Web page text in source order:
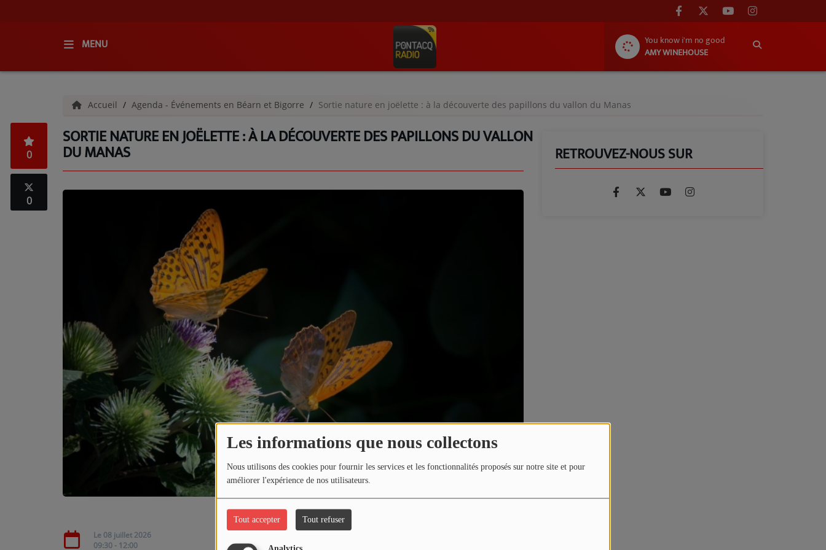
Les informations que nous collectons
Nous utilisons des cookies pour fournir les services et les fonctionnalités proposés sur notre site et pour
améliorer l'expérience de nos utilisateurs.
Tout accepter Tout refuser
MENU
You know i'm no good
AMY WINEHOUSE
QUI SOMMES-NOUS ?
GRILLE DES PROGRAMMES
C'ÉTAIT QUOI CE TITRE ?
ARCHIVES - SAISONS PASSÉES
VOS ÉMISSIONS EN IMAGES
ANNONCEURS & ESPACE PRO
VOTRE PUBLICITÉ SUR PONTACQ RADIO
LOCATION DE STUDIOS
ÉDUCATION AUX MÉDIAS ET À
ÉCOUTEZ LES PRODUCTIONS
Accueil Agenda - Événements en Béarn et Bigorre Sortie nature en joëlette : à la découverte des papillons du vallon du Manas
SORTIE NATURE EN JOËLETTE : À LA DÉCOUVERTE DES PAPILLONS DU VALLON
DU MANAS
0
0
Le 08 juillet 2026
09:30 - 12:00
RETROUVEZ-NOUS SUR